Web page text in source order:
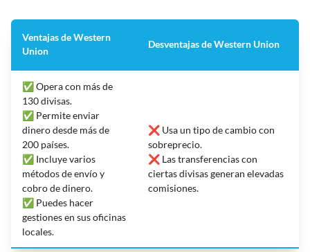
Ventajas de Western
Union
Desventajas de Western Union
✅ Opera con más de
130 divisas.
✅ Permite enviar
dinero desde más de
200 países.
✅ Incluye varios
métodos de envío y
cobro de dinero.
✅ Puedes hacer
gestiones en sus oficinas
locales.
❌ Usa un tipo de cambio con
sobreprecio.
❌ Las transferencias con
ciertas divisas generan elevadas
comisiones.